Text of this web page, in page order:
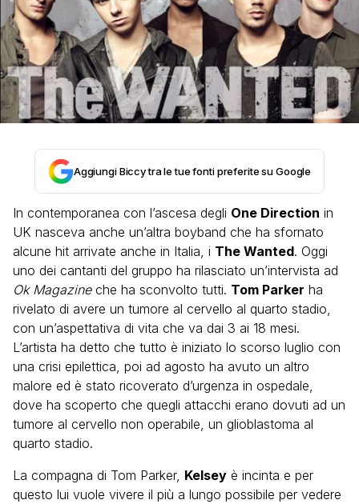
Aggiungi Biccy tra le tue fonti preferite su Google
In contemporanea con l’ascesa degli One Direction in
UK nasceva anche un’altra boyband che ha sfornato
alcune hit arrivate anche in Italia, i The Wanted. Oggi
uno dei cantanti del gruppo ha rilasciato un’intervista ad
Ok Magazineche ha sconvolto tutti. Tom Parker ha
rivelato di avere un tumore al cervello al quarto stadio,
con un’aspettativa di vita che va dai 3 ai 18 mesi.
L’artista ha detto che tutto è iniziato lo scorso luglio con
una crisi epilettica, poi ad agosto ha avuto un altro
malore ed è stato ricoverato d’urgenza in ospedale,
dove ha scoperto che quegli attacchi erano dovuti ad un
tumore al cervello non operabile, un glioblastoma al
quarto stadio.
La compagna di Tom Parker, Kelsey è incinta e per
questo lui vuole vivere il più a lungo possibile per vedere